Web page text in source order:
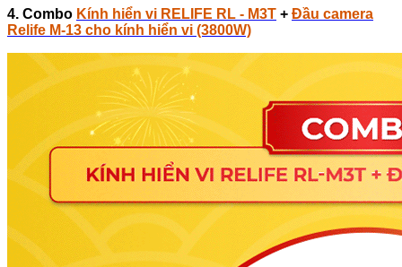
4. Combo Kính hiển vi RELIFE RL - M3T + Đầu camera
Relife M-13 cho kính hiển vi (3800W)